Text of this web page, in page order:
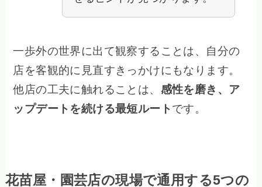
一歩外の世界に出て観察することは、自分の
店を客観的に見直すきっかけにもなります。
他店の工夫に触れることは、 感性を磨き、ア
ップデートを続ける最短ルートです。
花苗屋・園芸店の現場で通用する5つの